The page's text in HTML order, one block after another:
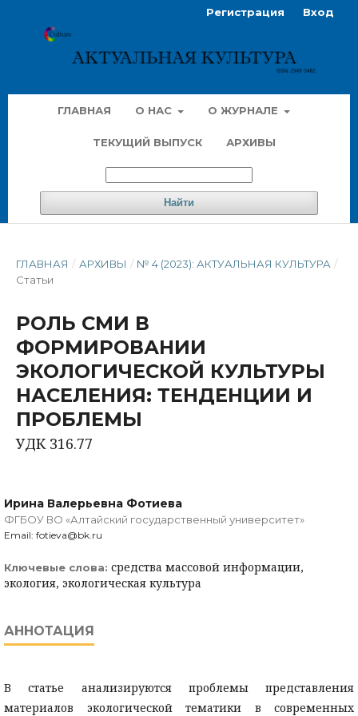
ГЛАВНАЯ О НАС О ЖУРНАЛЕ
ТЕКУЩИЙ ВЫПУСК АРХИВЫ
Найти
Регистрация Вход
ГЛАВНАЯ / АРХИВЫ / № 4 (2023): АКТУАЛЬНАЯ КУЛЬТУРА /
Статьи
РОЛЬ СМИ В
ФОРМИРОВАНИИ
ЭКОЛОГИЧЕСКОЙ КУЛЬТУРЫ
НАСЕЛЕНИЯ: ТЕНДЕНЦИИ И
ПРОБЛЕМЫ
УДК 316.77
Ирина Валерьевна Фотиева
ФГБОУ ВО «Алтайский государственный университет»
Email: fotieva@bk.ru
Ключевые слова: средства массовой информации,
экология, экологическая культура
АННОТАЦИЯ
В статье анализируются проблемы представления
материалов экологической тематики в современных